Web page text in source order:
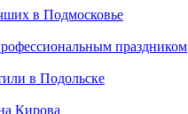
в Подмосковье
праздником
в Подольске
Кирова